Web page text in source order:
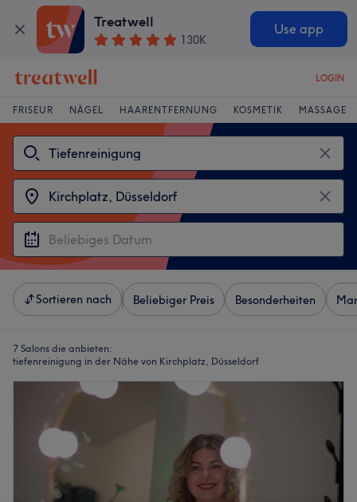
Treatwell
130K
Use app
LOGIN
FRISEUR NÄGEL HAARENTFERNUNG KOSMETIK MASSAGE
Sortieren nach Beliebiger Preis Besonderheiten
7 Salons die anbieten:
tiefenreinigung in der Nähe von Kirchplatz, Düsseldorf